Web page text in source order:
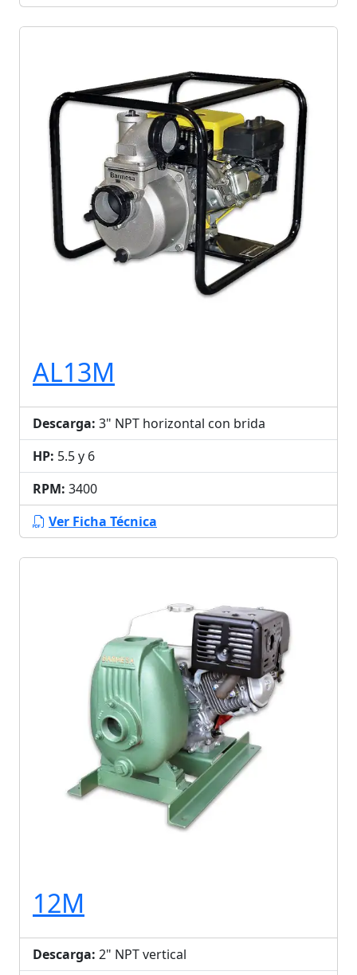
AL13M
Descarga: 3" NPT horizontal con brida
HP: 5.5 y 6
RPM: 3400
Ver Ficha Técnica
12M
Descarga: 2" NPT vertical